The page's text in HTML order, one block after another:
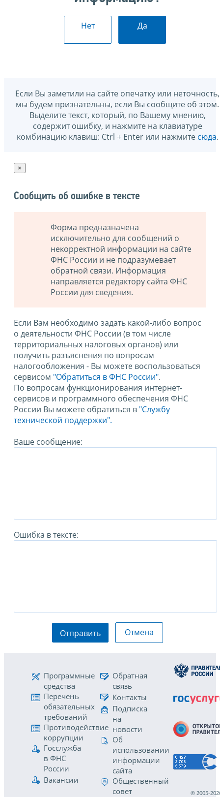
Нет Да
Если Вы заметили на сайте опечатку или неточность,
мы будем признательны, если Вы сообщите об этом.
Выделите текст, который, по Вашему мнению,
содержит ошибку, и нажмите на клавиатуре
комбинацию клавиш: Ctrl + Enter или нажмите сюда.
×
Сообщить об ошибке в тексте
Форма предназначена
исключительно для сообщений о
некорректной информации на сайте
ФНС России и не подразумевает
обратной связи. Информация
направляется редактору сайта ФНС
России для сведения.
Если Вам необходимо задать какой-либо вопрос
о деятельности ФНС России (в том числе
территориальных налоговых органов) или
получить разъяснения по вопросам
налогообложения - Вы можете воспользоваться
сервисом "Обратиться в ФНС России".
По вопросам функционирования интернет-
сервисов и программного обеспечения ФНС
России Вы можете обратиться в "Службу
технической поддержки".
Ваше сообщение:
Ошибка в тексте:
Отправить Отмена
Программные
средства
Перечень
обязательных
требований
Противодействие
коррупции
Госслужба
в ФНС
России
Вакансии
Обратная
связь
Контакты
Подписка
на
новости
Об
использовании
информации
сайта
Общественный
совет
© 2005-